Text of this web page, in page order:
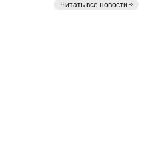
Читать все новости